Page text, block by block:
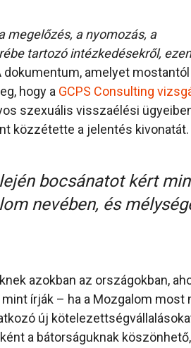
megelőzés, a nyomozás, a
tartozó intézkedésekről, ezen
dokumentum, amelyet mostantól
hogy a GCPS Consulting
szexuális visszaélési
közzétette a jelentés kivonatát.
bocsánatot kért
nevében, és
azokban az országokban,
írják – ha a Mozgalom most
új
a bátorságuknak köszönhető,